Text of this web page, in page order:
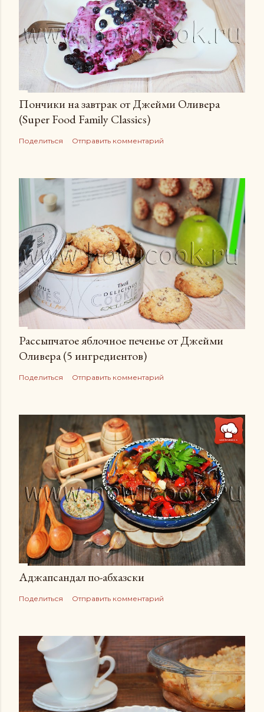
Пончики на завтрак от Джейми Оливера
(Super Food Family Сlassics)
Поделиться Отправить комментарий
Рассыпчатое яблочное печенье от Джейми
Оливера (5 ингредиентов)
Поделиться Отправить комментарий
Аджапсандал по-абхазски
Поделиться Отправить комментарий